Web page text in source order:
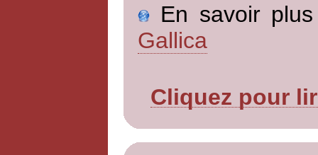
En savoir
Gallica
Cliquez pour